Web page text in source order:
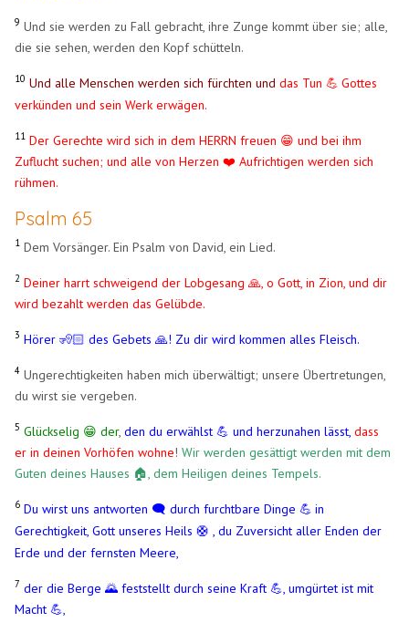
9 Und sie werden zu Fall gebracht, ihre Zunge kommt über sie; alle,
die sie sehen, werden den Kopf schütteln.
10 Und alle Menschen werden sich fürchten unddas Tun💪 ​Gottes
verkünden und sein Werk erwägen.
11 Der Gerechte wird sich in dem HERRN freuen 😁 und bei ihm
Zuflucht suchen; und alle von Herzen ❤️ Aufrichtigen werden sich
rühmen.
Psalm 65
1 Dem Vorsänger. Ein Psalm von David, ein Lied.
2 Deiner harrt schweigend der Lobgesang 🙏, o Gott, in Zion, und dir
wird bezahlt werden das Gelübde.
3 Hörer 🧏🏻 des Gebets 🙏! Zu dir wird kommen alles Fleisch.
4 Ungerechtigkeiten haben mich überwältigt; unsere Übertretungen,
du wirst sie vergeben.
5 Glückselig 😁​ der,den du erwählst 💪 und herzunahen lässt, dass
er in deinen Vorhöfen wohne!Wir werden gesättigt werden mit dem
Guten deines Hauses 🏠, dem Heiligen deines Tempels.
6 Du wirst uns antworten 🗨️ durch furchtbare Dinge💪 ​in
Gerechtigkeit, Gott unseres Heils🛟
, du Zuversicht aller Enden der
Erde und der fernsten Meere,
7 der die Berge 🌄 feststellt durch seine Kraft 💪, umgürtet ist mit
Macht 💪,